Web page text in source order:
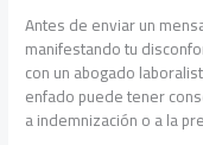
Antes de enviar un
manifestando tu
con un abogado
enfado puede tener
a indemnización o a la